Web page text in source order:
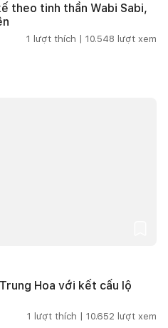
theo tinh thần Wabi Sabi,
1 lượt thích | 10.548 lượt xem
Hoa với kết cấu lộ
1 lượt thích | 10.652 lượt xem